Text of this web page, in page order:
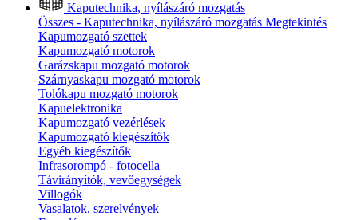
Kaputechnika, nyílászáró mozgatás
Összes - Kaputechnika, nyílászáró mozgatás Megtekintés
Kapumozgató szettek
Kapumozgató motorok
Garázskapu mozgató motorok
Szárnyaskapu mozgató motorok
Tolókapu mozgató motorok
Kapuelektronika
Kapumozgató vezérlések
Kapumozgató kiegészítők
Egyéb kiegészítők
Infrasorompó - fotocella
Távirányítók, vevőegységek
Villogók
Vasalatok, szerelvények